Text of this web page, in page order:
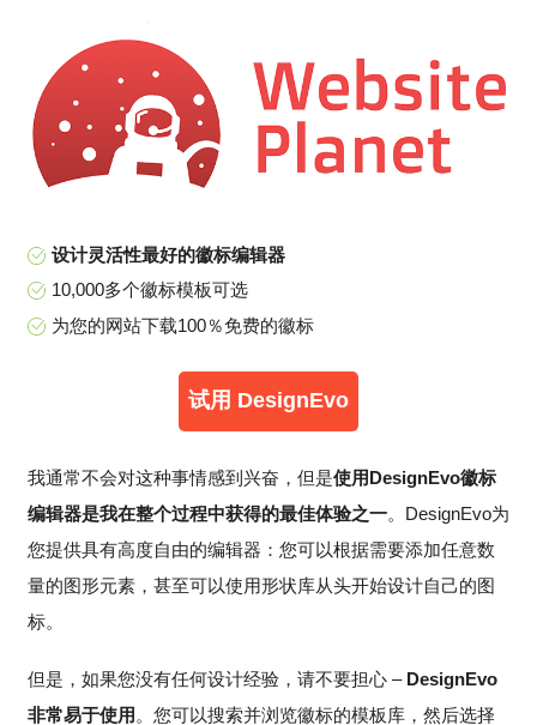
设计灵活性最好的徽标编辑器
10,000多个徽标模板可选
为您的网站下载100％免费的徽标
试用 DesignEvo
我通常不会对这种事情感到兴奋，但是使用DesignEvo徽标
编辑器是我在整个过程中获得的最佳体验之一。DesignEvo为
您提供具有高度自由的编辑器：您可以根据需要添加任意数
量的图形元素，甚至可以使用形状库从头开始设计自己的图
标。
但是，如果您没有任何设计经验，请不要担心 – DesignEvo
非常易于使用 。您可以搜索并浏览徽标的模板库，然后选择